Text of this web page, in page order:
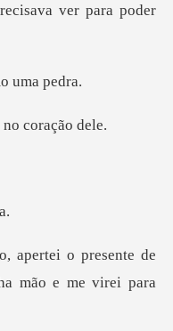
o presente de